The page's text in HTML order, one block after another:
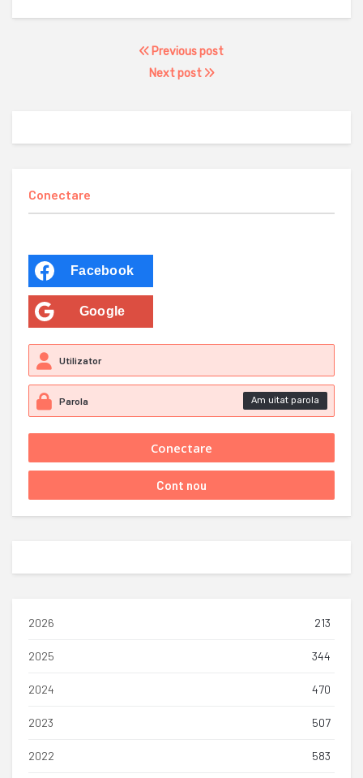
Previous post
Next post
Conectare
Facebook
Google
Am uitat parola
2026 213
2025 344
2024 470
2023 507
2022 583